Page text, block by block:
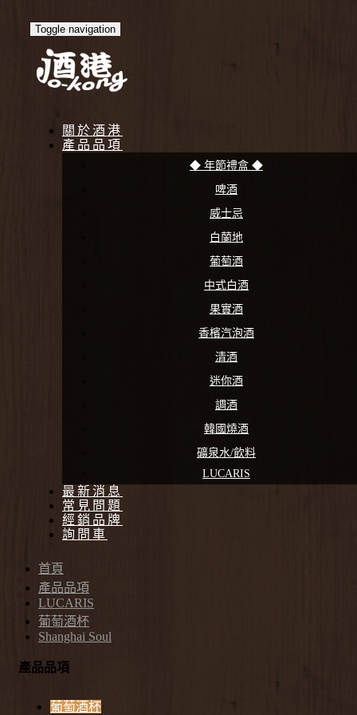
Toggle navigation
關於酒港
產品品項
◆ 年節禮盒 ◆
啤酒
威士忌
白蘭地
葡萄酒
中式白酒
果實酒
香檳汽泡酒
清酒
迷你酒
調酒
韓國燒酒
礦泉水/飲料
LUCARIS
最新消息
常見問題
經銷品牌
詢問車
首頁
產品品項
LUCARIS
葡萄酒杯
Shanghai Soul
產品品項
葡萄酒杯